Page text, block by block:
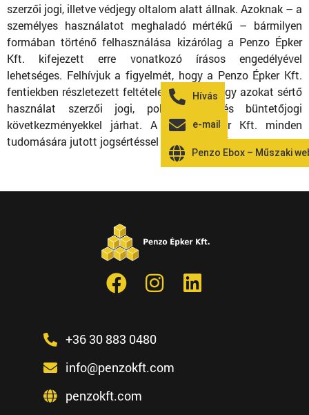
szerzői jogi, illetve védjegy oltalom alatt állnak. Azoknak – a
személyes használatot meghaladó mértékű – bármilyen
formában történő felhasználása kizárólag a Penzo Épker
Kft. kifejezett erre vonatkozó írásos engedélyével
lehetséges. Felhívjuk a figyelmét, hogy a Penzo Épker Kft.
fentiekben részletezett feltételeitől eltérő vagy azokat sértő
használat szerzői jogi, polgári jogi és büntetőjogi
következményekkel járhat. A Penzo Épker Kft. minden
tudomására jutott jogsértéssel szemben fellép.
+36 30 883 0480
info@penzokft.com
penzokft.com
Hívás
e-mail
Penzo Ebox – Műszaki